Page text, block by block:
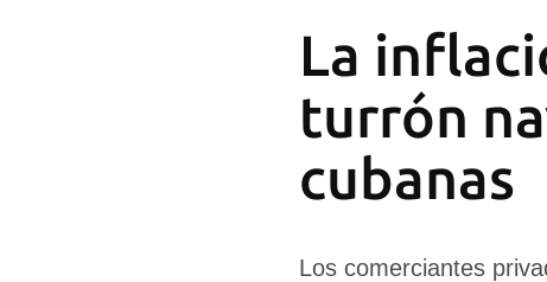
La
turrón
cubanas
Los comerciantes